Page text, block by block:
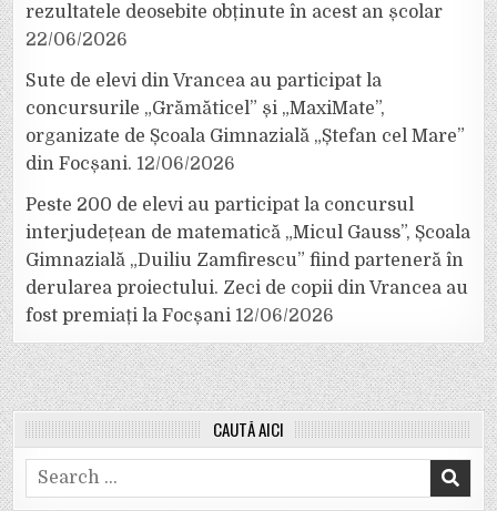
rezultatele deosebite obținute în acest an școlar
22/06/2026
Sute de elevi din Vrancea au participat la
concursurile „Grămăticel” și „MaxiMate”,
organizate de Școala Gimnazială „Ștefan cel Mare”
din Focșani. 12/06/2026
Peste 200 de elevi au participat la concursul
interjudețean de matematică „Micul Gauss”, Școala
Gimnazială „Duiliu Zamfirescu” fiind parteneră în
derularea proiectului. Zeci de copii din Vrancea au
fost premiați la Focșani 12/06/2026
CAUTĂ AICI
Search
for: